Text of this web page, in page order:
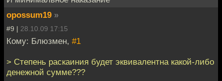
opossum19 »
#9 | 28.10.09 17:15
Кому: Блюзмен, #1
> Степень раскаиния будет эквивалентна какой-либо
денежной сумме???